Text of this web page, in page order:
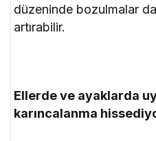
düzeninde bozulmalar
artırabilir.
Ellerde ve ayaklarda
karıncalanma